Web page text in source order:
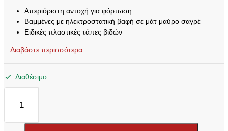
Απεριόριστη αντοχή για φόρτωση
Βαμμένες με ηλεκτροστατική βαφή σε μάτ μαύρο σαγρέ
Ειδικές πλαστικές τάπες βιδών
...Διαβάστε περισσότερα
Διαθέσιμο
ΚΟΥΠΑΣΤΕΣ
ΚΑΡΟΤΣΑΣ
KOUP